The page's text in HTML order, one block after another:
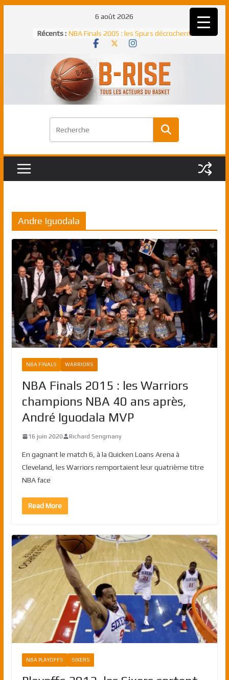
6 août 2026
Récents : NBA Finals 2005 : les Spurs décrochent
un troisième titre NBA, la rude bataille
NBA Finals 2021 : les Bucks et Giannis
Antetokounmpo triomphent, le Greek
Freek élu MVP
Shai Gilgeous-Alexander : son premier
match à plus de 40 points en NBA, le
Pau Gasol dans l’histoire en 2002 :
premier européen sacré Rookie de
Rudy Gobert, deuxième Français élu
Andre Iguodala
NBA FINALS WARRIORS
NBA Finals 2015 : les Warriors
champions NBA 40 ans après,
André Iguodala MVP
16 juin 2020 Richard Sengmany
En gagnant le match 6, à la Quicken Loans Arena à
Cleveland, les Warriors remportaient leur quatrième titre
NBA face
Read More
NBA PLAYOFFS SIXERS